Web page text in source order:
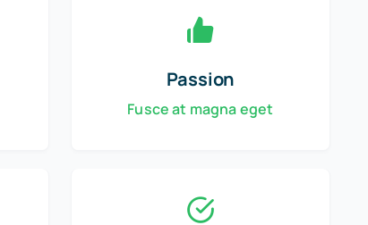
Passion
Fusce at magna eget